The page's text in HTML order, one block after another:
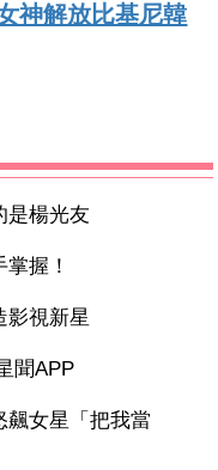
神解放比基尼韓
楊光友
握！
影視新星
聞APP
飆女星「把我當